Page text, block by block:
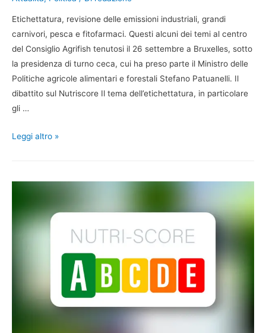
Etichettatura, revisione delle emissioni industriali, grandi
carnivori, pesca e fitofarmaci. Questi alcuni dei temi al centro
del Consiglio Agrifish tenutosi il 26 settembre a Bruxelles, sotto
la presidenza di turno ceca, cui ha preso parte il Ministro delle
Politiche agricole alimentari e forestali Stefano Patuanelli. Il
dibattito sul Nutriscore Il tema dell’etichettatura, in particolare
gli …
Leggi altro »